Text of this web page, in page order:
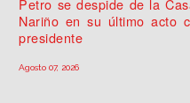
Petro se despide de la
Nariño en su último acto
presidente
Agosto 07, 2026